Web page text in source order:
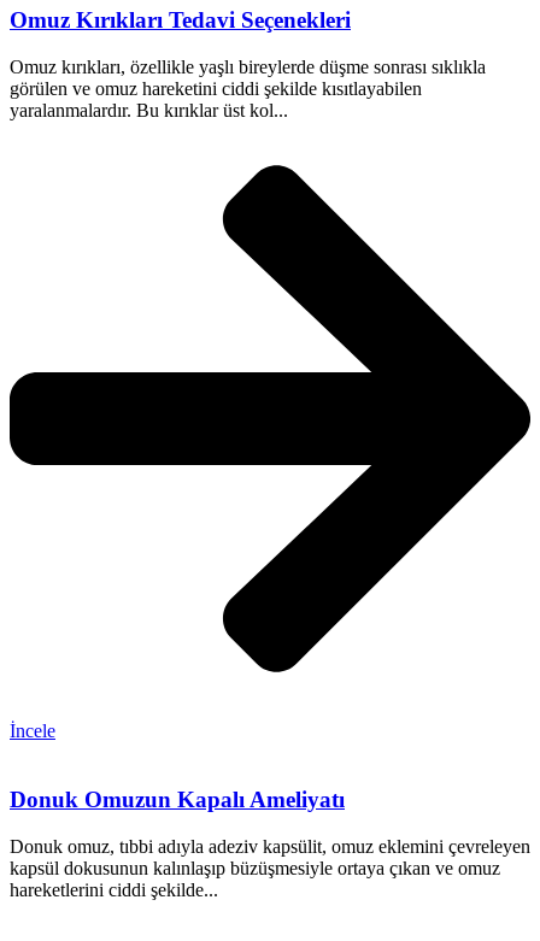
Omuz Kırıkları Tedavi Seçenekleri
Omuz kırıkları, özellikle yaşlı bireylerde düşme sonrası sıklıkla
görülen ve omuz hareketini ciddi şekilde kısıtlayabilen
yaralanmalardır. Bu kırıklar üst kol...
İncele
Donuk Omuzun Kapalı Ameliyatı
Donuk omuz, tıbbi adıyla adeziv kapsülit, omuz eklemini çevreleyen
kapsül dokusunun kalınlaşıp büzüşmesiyle ortaya çıkan ve omuz
hareketlerini ciddi şekilde...